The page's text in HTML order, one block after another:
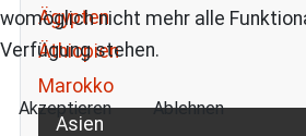
Ägypten
Äthiopien
Marokko
Asien
womöglich nicht mehr alle
Verfügung stehen.
Akzeptieren Ablehnen